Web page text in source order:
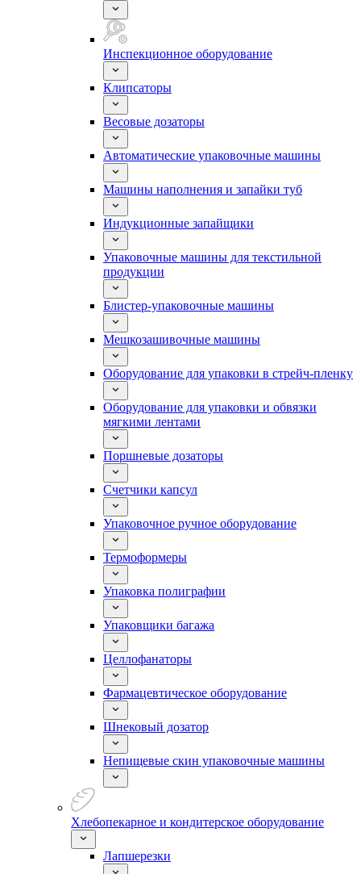
Инспекционное оборудование
Клипсаторы
Весовые дозаторы
Автоматические упаковочные машины
Машины наполнения и запайки туб
Индукционные запайщики
Упаковочные машины для текстильной
продукции
Блистер-упаковочные машины
Мешкозашивочные машины
Оборудование для упаковки в стрейч-пленку
Оборудование для упаковки и обвязки
мягкими лентами
Поршневые дозаторы
Счетчики капсул
Упаковочное ручное оборудование
Термоформеры
Упаковка полиграфии
Упаковщики багажа
Целлофанаторы
Фармацевтическое оборудование
Шнековый дозатор
Непищевые скин упаковочные машины
Хлебопекарное и кондитерское оборудование
Лапшерезки